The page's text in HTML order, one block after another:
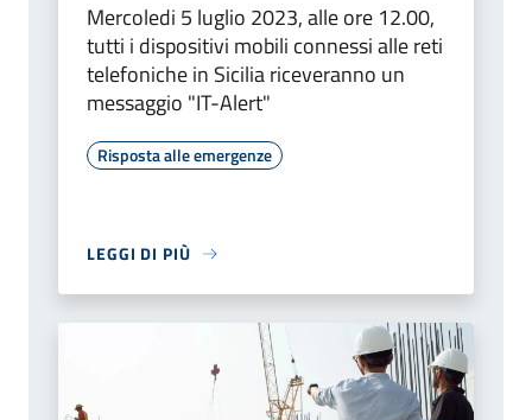
Mercoledi 5 luglio 2023, alle ore 12.00,
tutti i dispositivi mobili connessi alle reti
telefoniche in Sicilia riceveranno un
messaggio "IT-Alert"
Risposta alle emergenze
LEGGI DI PIÙ